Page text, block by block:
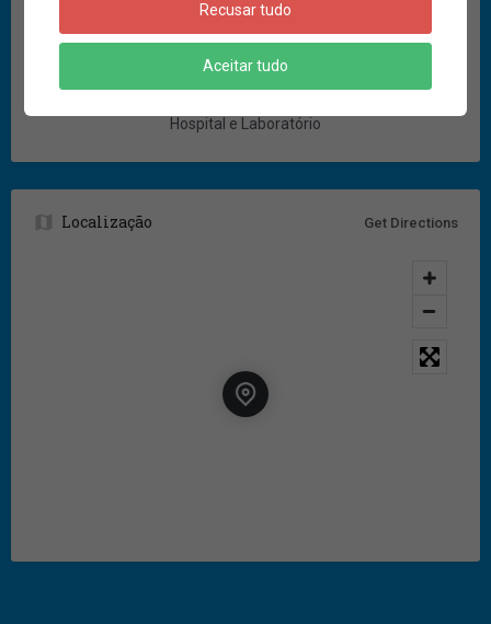
Hospital e Laboratório
Localização Get Directions
Recusar tudo
Aceitar tudo